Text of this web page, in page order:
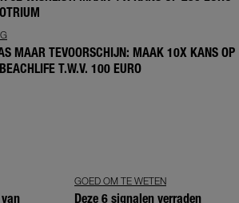
MAAR TEVOORSCHIJN: MAAK 10X KANS OP
T.W.V. 100 EURO
GOED OM TE WETEN
Deze 6 signalen verraden